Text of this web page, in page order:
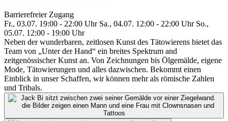
Barrierefreier Zugang
Fr., 03.07. 19:00 - 22:00 Uhr Sa., 04.07. 12:00 - 22:00 Uhr So.,
05.07. 12:00 - 19:00 Uhr
Neben der wunderbaren, zeitlosen Kunst des Tätowierens bietet das
Team von „Unter der Hand“ ein breites Spektrum and
zeitgenössischer Kunst an. Von Zeichnungen bis Ölgemälde, eigene
Mode, Tätowierungen und alles dazwischen. Bekommt einen
Einblick in unser Schaffen, wir können mehr als römische Zahlen
und Tribals.